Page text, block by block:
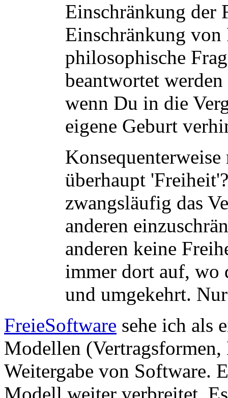
Einschränkung der
Einschränkung von
philosophische
beantwortet
wenn Du in die
eigene Geburt
überhaupt
zwangsläufig das
anderen
anderen keine
immer dort auf, wo
und umgekehrt.
FreieSoftware sehe ich als
Modellen
Weitergabe von Software.